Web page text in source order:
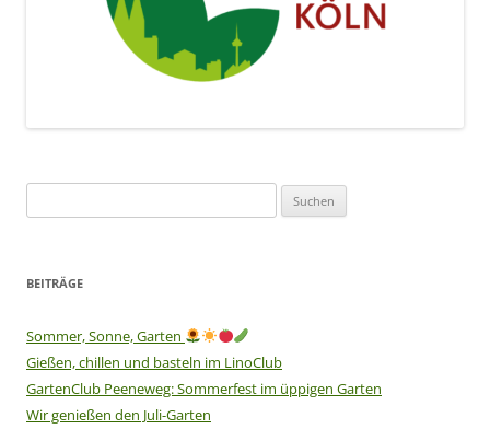
nach:
BEITRÄGE
Sommer, Sonne, Garten
Gießen, chillen und basteln im LinoClub
GartenClub Peeneweg: Sommerfest im üppigen Garten
Wir genießen den Juli-Garten